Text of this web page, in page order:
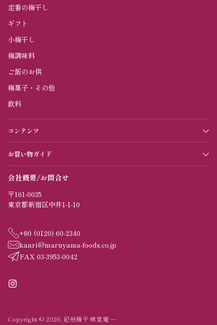
定番の梅干し
ギフト
小梅干し
梅調味料
ご飯のお供
梅菓子・その他
飲料
コンテンツ
お買い物ガイド
会社概要/お問合せ
〒161-0035
東京都新宿区中井1-1-10
+80 (0120) 60-2340
kanri@maruyama-foods.co.jp
FAX 03-3953-0042
Copyright © 2026, 紀州梅干 味覚庵—